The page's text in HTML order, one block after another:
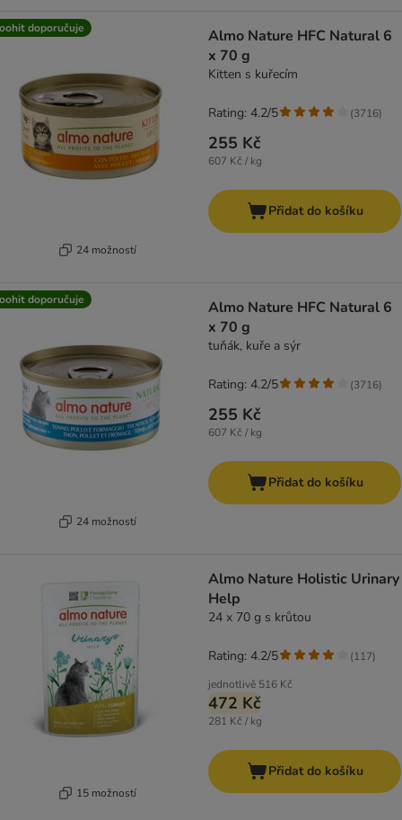
doporučuje
24 možností
Almo Nature HFC Natural 6
x 70 g
Kitten s kuřecím
255 Kč
607 Kč / kg
Rating: 4.2/5 (3716)
Přidat do košíku
doporučuje
24 možností
Almo Nature HFC Natural 6
x 70 g
tuňák, kuře a sýr
255 Kč
607 Kč / kg
Rating: 4.2/5 (3716)
Přidat do košíku
15 možností
Almo Nature Holistic Urinary
Help
24 x 70 g s krůtou
jednotlivě 516 Kč
472 Kč
281 Kč / kg
Rating: 4.2/5 (117)
Přidat do košíku